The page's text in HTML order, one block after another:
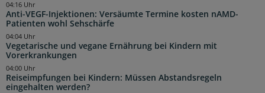
Anti-VEGF-Injektionen: Versäumte Termine kosten nAMD-
Patienten wohl Sehschärfe
04:16 Uhr
Vegetarische und vegane Ernährung bei Kindern mit
Vorerkrankungen
04:04 Uhr
Reiseimpfungen bei Kindern: Müssen Abstandsregeln
eingehalten werden?
04:00 Uhr